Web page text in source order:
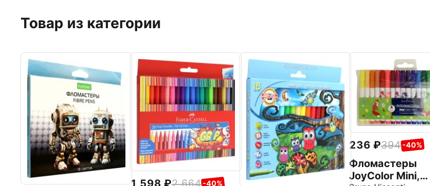
Товар из категории
-40%
236 394 -40%
Фломастеры
JoyColor Mini,